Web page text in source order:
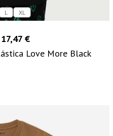
L XL
17,47 €
Love More Black